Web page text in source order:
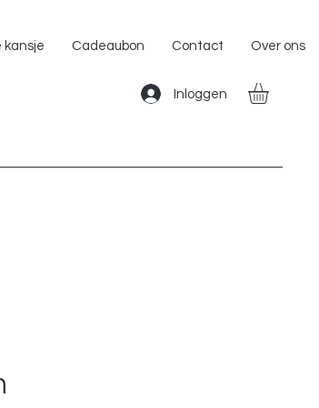
kansje Cadeaubon Contact Over ons
Inloggen